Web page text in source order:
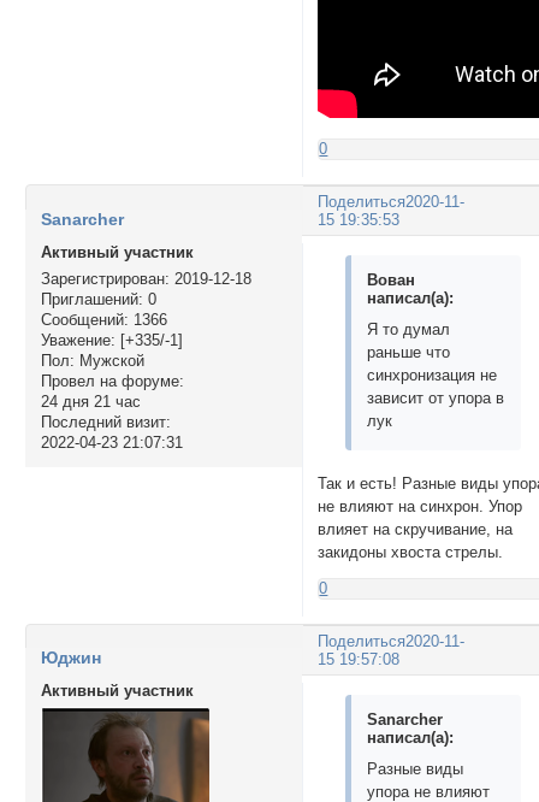
0
Поделиться2020-11-
15 19:35:53
Sanarcher
Активный участник
Зарегистрирован: 2019-12-18
Приглашений: 0
Сообщений: 1366
Уважение: [+335/-1]
Пол: Мужской
Провел на форуме:
24 дня 21 час
Последний визит:
2022-04-23 21:07:31
Вован
написал(а):
Я то думал
раньше что
синхронизация не
зависит от упора в
лук
Так и есть! Разные виды
не влияют на синхрон. Упор
влияет на скручивание, на
закидоны хвоста стрелы.
0
Поделиться2020-11-
15 19:57:08
Юджин
Активный участник
Sanarcher
написал(а):
Разные виды
упора не влияют